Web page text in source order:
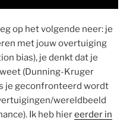
op het volgende neer: je
met jouw overtuiging
bias), je denkt dat je
(Dunning-Kruger
je geconfronteerd wordt
wereldbeeld
Ik heb hiereerder in